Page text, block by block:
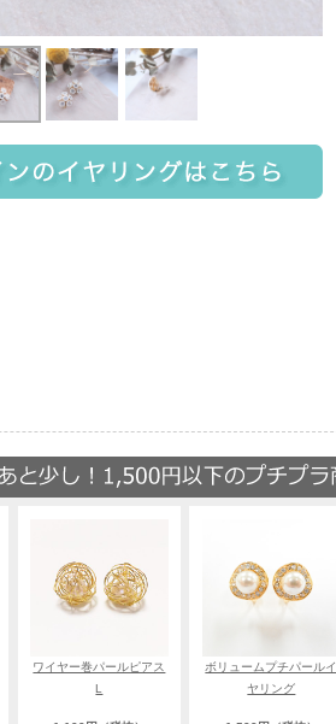
ワイヤー巻パールピアス
L
ボリュームプチパールイ
ヤリング